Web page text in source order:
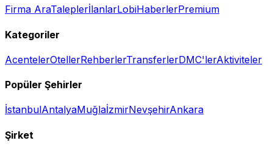
Firma AraTaleplerİlanlarLobiHaberlerPremium
Kategoriler
AcentelerOtellerRehberlerTransferlerDMC'lerAktiviteler
Popüler Şehirler
İstanbulAntalyaMuğlaİzmirNevşehirAnkara
Şirket